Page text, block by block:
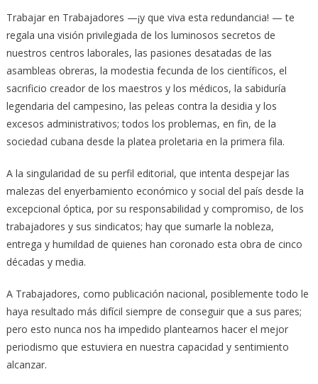
Trabajar en Trabajadores —¡y que viva esta redundancia! — te
regala una visión privilegiada de los luminosos secretos de
nuestros centros laborales, las pasiones desatadas de las
asambleas obreras, la modestia fecunda de los científicos, el
sacrificio creador de los maestros y los médicos, la sabiduría
legendaria del campesino, las peleas contra la desidia y los
excesos administrativos; todos los problemas, en fin, de la
sociedad cubana desde la platea proletaria en la primera fila.
A la singularidad de su perfil editorial, que intenta despejar las
malezas del enyerbamiento económico y social del país desde la
excepcional óptica, por su responsabilidad y compromiso, de los
trabajadores y sus sindicatos; hay que sumarle la nobleza,
entrega y humildad de quienes han coronado esta obra de cinco
décadas y media.
A Trabajadores, como publicación nacional, posiblemente todo le
haya resultado más difícil siempre de conseguir que a sus pares;
pero esto nunca nos ha impedido plantearnos hacer el mejor
periodismo que estuviera en nuestra capacidad y sentimiento
alcanzar.